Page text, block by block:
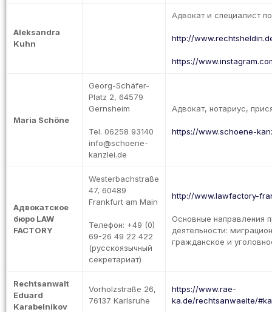
Aleksandra
Kuhn
Адвокат и специалист
http://
https://
Maria Schöne
Georg-Schäfer-
Platz 2, 64579
Gernsheim
Tel. 06258 93140
info@schoene-
kanzlei.de
Адвокат, нотариус,
https://www.schoene-
Адвокатское
бюро LAW
FACTORY
Westerbachstraße
47, 60489
Frankfurt am Main
Телефон: +49 (0)
69-26 49 22 422
(русскоязычный
секретариат)
http://www.lawfactory-
Основные направления
деятельности:
гражданское и
Rechtsanwalt
Eduard
Karabelnikov
Vorholzstraße 26,
76137 Karlsruhe
https://www.rae-
ka.de/rechtsanwaelte/